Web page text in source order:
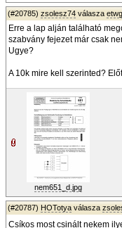
(#20785) zsolesz74 válasza etwg
Erre a lap alján található
szabvány fejezet már csak
Ugye?
A 10k mire kell szerinted?
nem651_d.jpg
(#20787) HOTotya válasza
Csíkos most csinált nekem